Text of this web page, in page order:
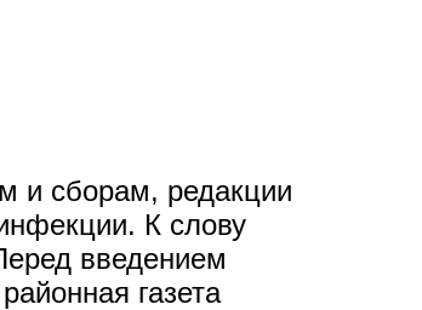
и сборам, редакции
К слову
введением
газета